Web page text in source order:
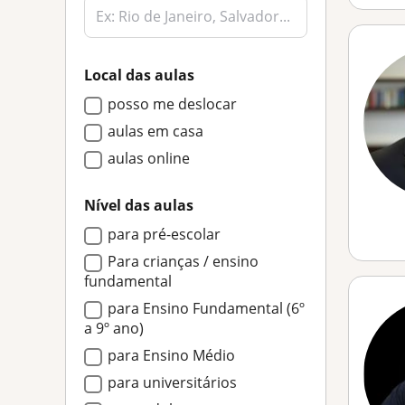
Local das aulas
posso me deslocar
aulas em casa
aulas online
Nível das aulas
para pré-escolar
Para crianças / ensino
fundamental
para Ensino Fundamental (6º
a 9º ano)
para Ensino Médio
para universitários